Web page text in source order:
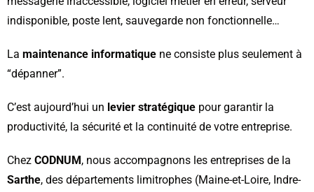
indisponible, poste lent, sauvegarde non fonctionnelle…
La maintenance informatique ne consiste plus seulement à
“dépanner”.
C’est aujourd’hui un levier stratégique pour garantir la
productivité, la sécurité et la continuité de votre entreprise.
Chez CODNUM, nous accompagnons les entreprises de la
Sarthe, des départements limitrophes (Maine-et-Loire, Indre-